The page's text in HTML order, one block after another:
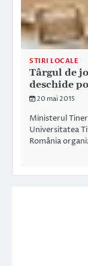
STIRI LOCALE
Târgul de
deschide
20 mai 2015
Ministerul
Universitatea
România